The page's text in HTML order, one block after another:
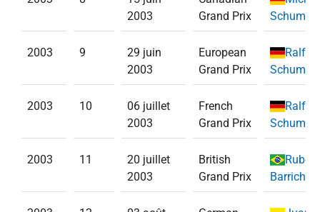
2003
Grand Prix
2003 9
29 juin
2003
European
Grand Prix
Ralf
2003 10
06 juillet
2003
French
Grand Prix
Ralf
2003 11
20 juillet
2003
British
Grand Prix